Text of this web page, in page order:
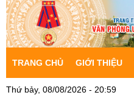
TRANG CHỦ GIỚI THIỆU
Thứ bảy, 08/08/2026 - 20:59